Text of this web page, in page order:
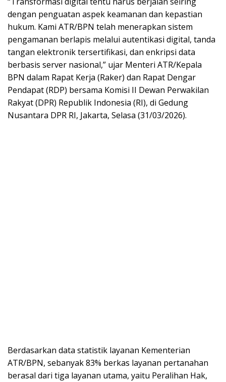
dengan penguatan aspek keamanan dan kepastian
hukum. Kami ATR/BPN telah menerapkan sistem
pengamanan berlapis melalui autentikasi digital, tanda
tangan elektronik tersertifikasi, dan enkripsi data
berbasis server nasional,” ujar Menteri ATR/Kepala
BPN dalam Rapat Kerja (Raker) dan Rapat Dengar
Pendapat (RDP) bersama Komisi II Dewan Perwakilan
Rakyat (DPR) Republik Indonesia (RI), di Gedung
Nusantara DPR RI, Jakarta, Selasa (31/03/2026).
Berdasarkan data statistik layanan Kementerian
ATR/BPN, sebanyak 83% berkas layanan pertanahan
berasal dari tiga layanan utama, yaitu Peralihan Hak,